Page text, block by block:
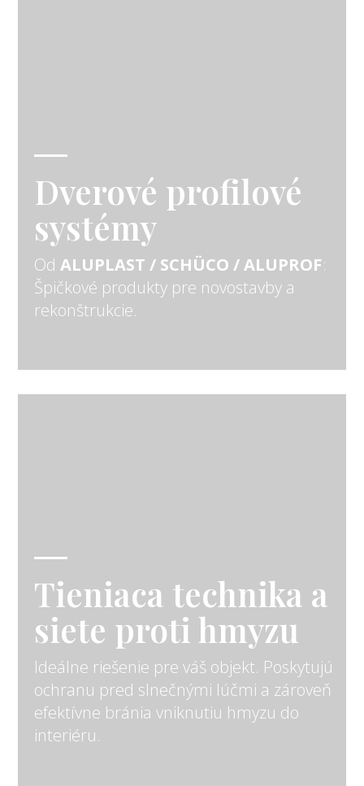
Dverové profilové
systémy
OdALUPLAST / SCHÜCO / ALUPROF:
Špičkové produkty pre novostavby a
rekonštrukcie.
Tieniaca technika a
siete proti hmyzu
Ideálne riešenie pre váš objekt. Poskytujú
ochranu pred slnečnými lúčmi a zároveň
efektívne bránia vniknutiu hmyzu do
interiéru.